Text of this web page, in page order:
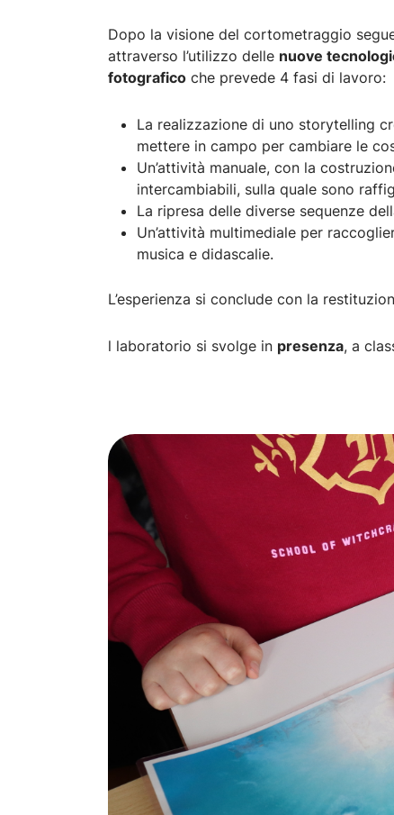
Dopo la visione del cortometraggio
attraverso l’utilizzo delle nuove
fotografico che prevede 4 fasi di lavoro:
La realizzazione di uno storytelling
mettere in campo per cambiare le
Un’attività manuale, con la
intercambiabili, sulla quale sono
La ripresa delle diverse sequenze
Un’attività multimediale per
musica e didascalie.
L’esperienza si conclude con la
l laboratorio si svolge in presenza, a